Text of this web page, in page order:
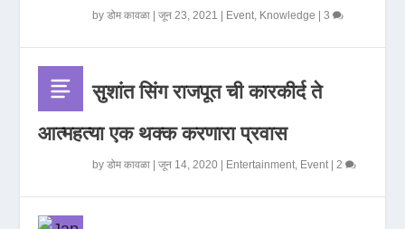
byडोम कावळा |जून 23, 2021 Event, Knowledge |3
सुशांत सिंग राजपूत ची कारकीर्द ते
आत्महत्या एक थक्क करणारा प्रवास
byडोम कावळा |जून 14, 2020 Entertainment, Event|2